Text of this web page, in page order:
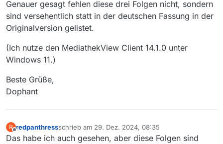
Genauer gesagt fehlen diese drei Folgen nicht, sondern
sind versehentlich statt in der deutschen Fassung in der
Originalversion gelistet.
(Ich nutze den MediathekView Client 14.1.0 unter
Windows 11.)
Beste Grüße,
Dophant
R
Offline
redpanthressschrieb am 29. Dez. 2024, 08:35
zuletzt editiert von
Das habe ich auch gesehen, aber diese Folgen sind